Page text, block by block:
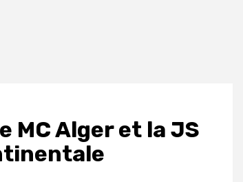
MC Alger et la JS